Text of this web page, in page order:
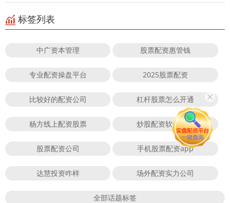
标签列表
中广资本管理 股票配资惠管钱
专业配资操盘平台 2025股票配资
比较好的配资公司 杠杆股票怎么开通
杨方线上配资股票 炒股配资软件排名
股票配资公司 手机股票配资app
达慧投资咋样 场外配资实力公司
全部话题标签